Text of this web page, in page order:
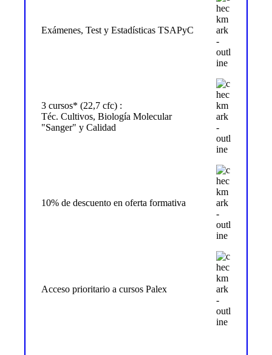
Exámenes, Test y Estadísticas TSAPyC
3 cursos* (22,7 cfc) :
Téc. Cultivos, Biología Molecular
"Sanger" y Calidad
10% de descuento en oferta formativa
Acceso prioritario a cursos Palex